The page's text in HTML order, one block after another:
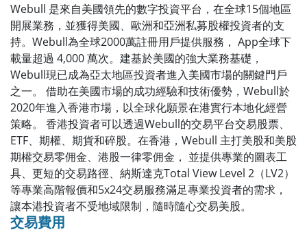
Webull 是來自美國領先的數字投資平台，在全球15個地區
開展業務，並獲得美國、歐洲和亞洲私募股權投資者的支
持。 Webull為全球2000萬註冊用戶提供服務， App全球下
載量超過 4,000萬次。建基於美國的強大業務基礎，
Webull現已成為亞太地區投資者進入美國市場的關鍵門戶
之一。 借助在美國市場的成功經驗和技術優勢， Webull於
2020年進入香港市場，以全球化願景在港實行本地化經營
策略。 香港投資者可以透過Webull的交易平台交易股票、
ETF、期權、期貨和碎股。在香港， Webull 主打美股和美股
期權交易零佣金、港股一律零佣金， 並提供專業的圖表工
具、更短的交易路徑、納斯達克Total View Level 2 （LV2）
等專業高階報價和5x24交易服務滿足專業投資者的需求，
讓本港投資者不受地域限制，隨時隨心交易美股。
交易費用